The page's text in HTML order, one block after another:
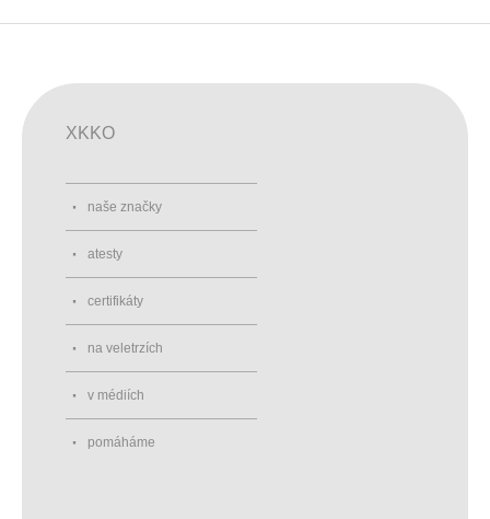
XKKO
naše značky
atesty
certifikáty
na veletrzích
v médiích
pomáháme